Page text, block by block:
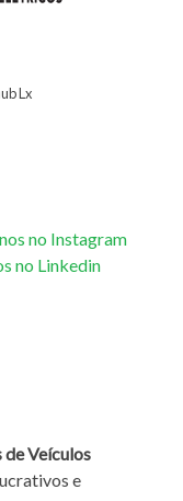
Lx
Veículos
e